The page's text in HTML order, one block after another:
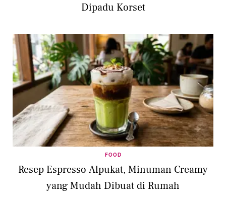
Dipadu Korset
FOOD
Resep Espresso Alpukat, Minuman Creamy
yang Mudah Dibuat di Rumah